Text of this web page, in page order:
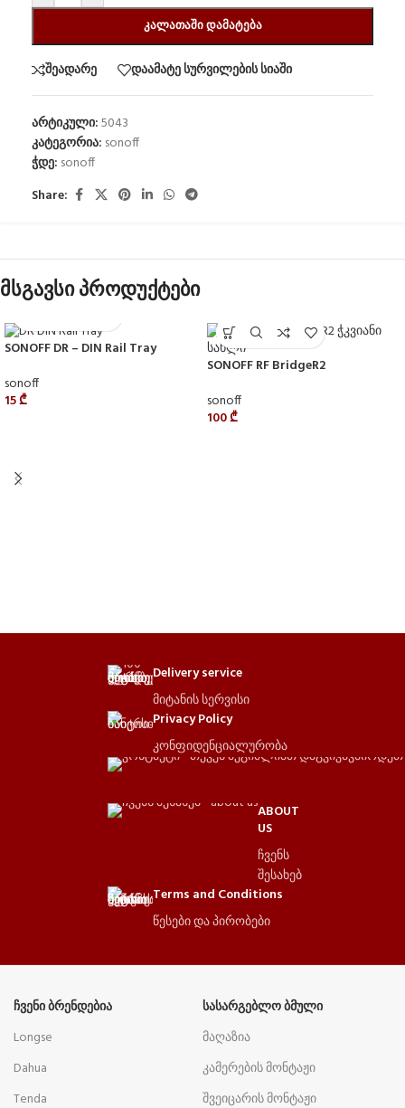
ᲙᲐᲚᲐᲗᲐᲨᲘ ᲓᲐᲛᲐᲢᲔᲑᲐ
შეადარე დაამატე სურვილების სიაში
არტიკული:5043
კატეგორია: sonoff
ჭდე: sonoff
Share:
მსგავსი პროდუქტები
SONOFF DR – DIN Rail Tray
sonoff
15₾
SONOFF RF BridgeR2
sonoff
100₾
Delivery service
მიტანის სერვისი
Privacy Policy
კონფიდენციალურობა
ABOUT
US
ჩვენს
შესახებ
Terms and Conditions
წესები და პირობები
ᲩᲕᲔᲜᲘ ᲑᲠᲔᲜᲓᲔᲑᲘᲐ
Longse
Dahua
Tenda
ᲡᲐᲡᲐᲠᲒᲔᲑᲚᲝ ᲑᲛᲣᲚᲘ
მაღაზია
კამერების მონტაჟი
შვეიცარის მონტაჟი